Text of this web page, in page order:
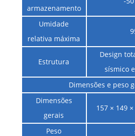
armazenamento
Umidade
relativa máxima
Estrutura
Design
sísmico
Dimensões e peso
Dimensões
gerais
157 × 149
Peso